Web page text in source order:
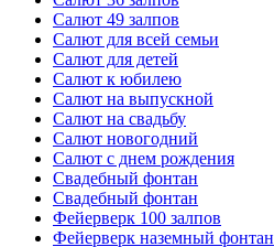
Салют 49 залпов
Салют для всей семьи
Салют для детей
Салют к юбилею
Салют на выпускной
Салют на свадьбу
Салют новогодний
Салют с днем рождения
Свадебный фонтан
Свадебный фонтан
Фейерверк 100 залпов
Фейерверк наземный фонтан